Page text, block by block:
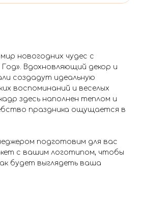
новогодних чудес с
Вдохновляющий декор и
создадут идеальную
воспоминаний и веселых
здесь наполнен теплом и
праздника ощущается в
подготовим для вас
с вашим логотипом, чтобы
будет выглядеть ваша